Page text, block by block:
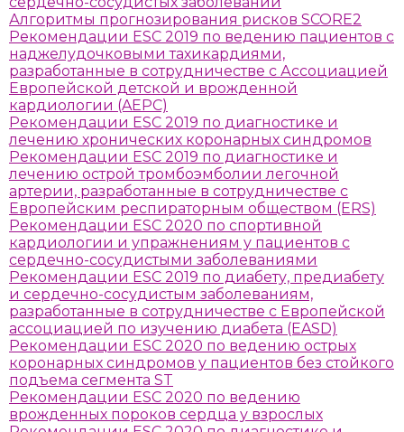
Алгоритмы прогнозирования рисков SCORE2
Рекомендации ESC 2019 по ведению пациентов с
наджелудочковыми тахикардиями,
разработанные в сотрудничестве с Ассоциацией
Европейской детской и врожденной
кардиологии (AEPC)
Рекомендации ESC 2019 по диагностике и
лечению хронических коронарных синдромов
Рекомендации ESC 2019 по диагностике и
лечению острой тромбоэмболии легочной
артерии, разработанные в сотрудничестве с
Европейским респираторным обществом (ERS)
Рекомендации ESC 2020 по спортивной
кардиологии и упражнениям у пациентов с
сердечно-сосудистыми заболеваниями
Рекомендации ESC 2019 по диабету, предиабету
и сердечно-сосудистым заболеваниям,
разработанные в сотрудничестве с Европейской
ассоциацией по изучению диабета (EASD)
Рекомендации ESC 2020 по ведению острых
коронарных синдромов у пациентов без стойкого
подъема сегмента ST
Рекомендации ESC 2020 по ведению
врожденных пороков сердца у взрослых